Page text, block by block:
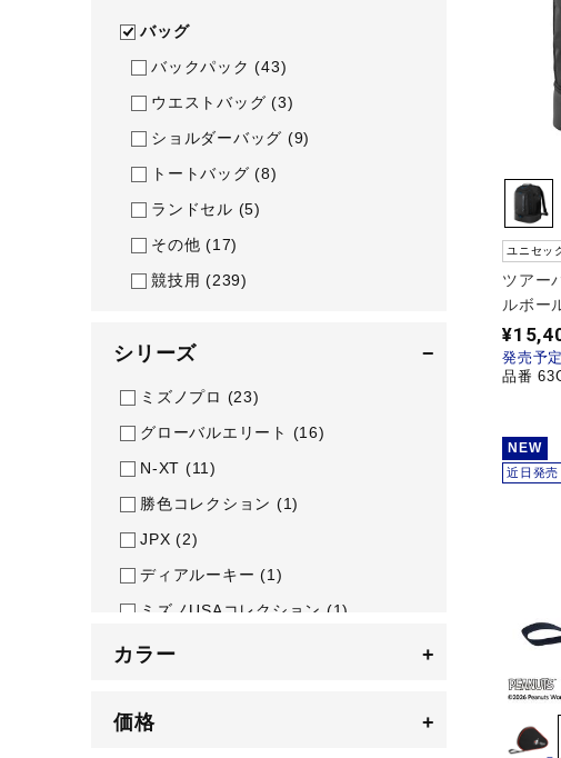
卓球
ソフトボール
ウィンタースポーツ
ワーキング
寝具／ミズノスリープ
サポーター
健康／エクササイズ
ジュニア／キッズ
メディカル
コラボ／ライセンス
その他
バッグ
バックパック (43)
ウエストバッグ (3)
ショルダーバッグ (9)
トートバッグ (8)
ランドセル (5)
その他 (17)
競技用 (239)
シリーズ −
ミズノプロ (23)
グローバルエリート (16)
N-XT (11)
勝色コレクション (1)
JPX (2)
ディアルーキー (1)
ミズノUSAコレクション (1)
モノグラムM
COLORE
カラー +
価格 +
ユニセッ
ツアー
ルボー
発売予
品番
NEW
近日発売